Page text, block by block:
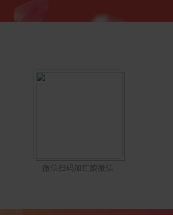
微信扫码加红娘微信